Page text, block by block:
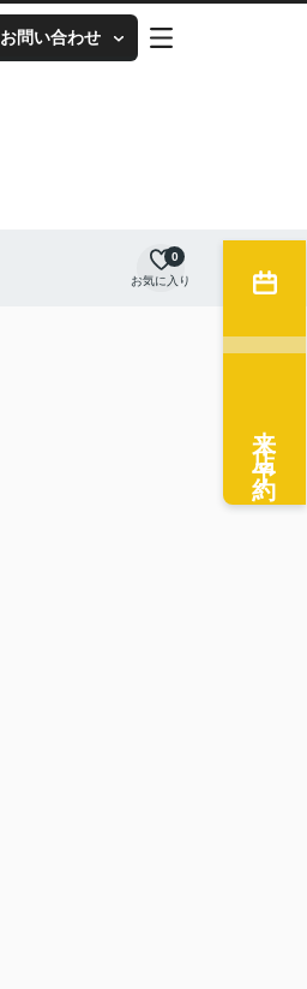
お問い合わせ
お気に入り
0
来店予約